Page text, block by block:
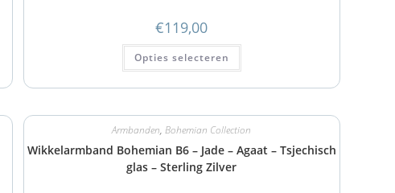
€119,00
Opties selecteren
Armbanden,Bohemian Collection
Wikkelarmband Bohemian B6 – Jade – Agaat – Tsjechisch
glas – Sterling Zilver